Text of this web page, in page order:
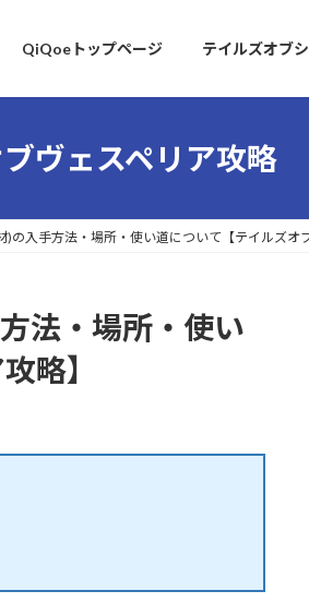
QiQoeトップページ テイルズオブ
ヴェスペリア攻略
)の入手方法・場所・使い道について【テイルズオ
法・場所・使い
略】